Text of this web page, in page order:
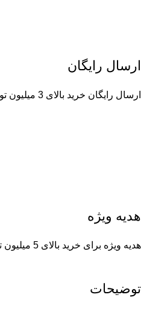
ارسال رایگان
ارسال رایگان خرید بالای 3 میلیون تومان
هدیه ویژه
هدیه ویژه برای خرید بالای 5 میلیون تومان
توضیحات